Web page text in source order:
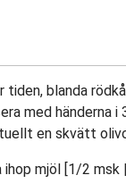
tiden, blanda
med händerna
en skvätt
ihop mjöl [1/2